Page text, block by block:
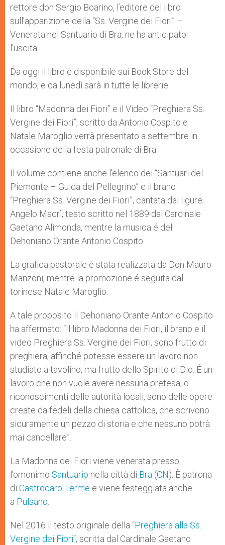
rettore don Sergio Boarino, l’editore del libro
sull’apparizione della “Ss. Vergine dei Fiori” –
Venerata nel Santuario di Bra, ne ha anticipato
l’uscita.
Da oggi il libro è disponibile sui Book Store del
mondo, e da lunedì sarà in tutte le librerie.
Il libro “Madonna dei Fiori” e il Video “Preghiera Ss.
Vergine dei Fiori”, scritto da Antonio Cospito e
Natale Maroglio verrà presentato a settembre in
occasione della festa patronale di Bra.
Il volume contiene anche l’elenco dei “Santuari del
Piemonte – Guida del Pellegrino” e il brano
“Preghiera Ss. Vergine dei Fiori”, cantata dal ligure
Angelo Macrì, testo scritto nel 1889 dal Cardinale
Gaetano Alimonda, mentre la musica é del
Dehoniano Orante Antonio Cospito.
La grafica pastorale è stata realizzata da Don Mauro
Manzoni, mentre la promozione é seguita dal
torinese Natale Maroglio.
A tale proposito il Dehoniano Orante Antonio Cospito
ha affermato: “Il libro Madonna dei Fiori, il brano e il
video Preghiera Ss. Vergine dei Fiori, sono frutto di
preghiera, affinché potesse essere un lavoro non
studiato a tavolino, ma frutto dello Spirito di Dio. É un
lavoro che non vuole avere nessuna pretesa, o
riconoscimenti delle autorità locali, sono delle opere
create da fedeli della chiesa cattolica, che scrivono
sicuramente un pezzo di storia e che nessuno potrà
mai cancellare”.
La Madonna dei Fiori viene venerata presso
l’omonimo Santuario nella città di Bra (CN). È patrona
di Castrocaro Terme e viene festeggiata anche
a Pulsano
Nel 2016 il testo originale della “Preghiera alla Ss.
Vergine dei Fiori“, scritta dal Cardinale Gaetano